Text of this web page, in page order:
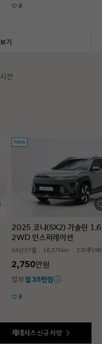
8
기
간
New
2025 코나(SX2) 가솔린 1.6
2WD 인스퍼레이션
24년 07월 18,375km 230루
2,750만원
할부월 35만원
8
제네시스 신규 차량